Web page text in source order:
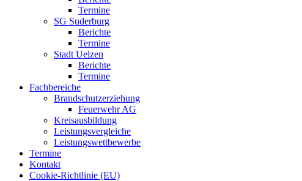
Termine
SG Suderburg
Berichte
Termine
Stadt Uelzen
Berichte
Termine
Fachbereiche
Brandschutzerziehung
Feuerwehr AG
Kreisausbildung
Leistungsvergleiche
Leistungswettbewerbe
Termine
Kontakt
Cookie-Richtlinie (EU)